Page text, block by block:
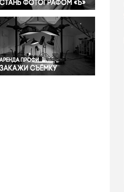
Религия
Светская жизнь
Спорт
Экология
Экономика и бизнес